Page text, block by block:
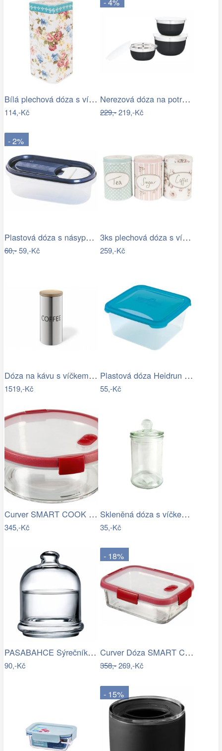
Bílá plechová dóza s víkem a květy - 7…
114,-Kč
- 4%
Nerezová dóza na potraviny s víkem TORO…
229,-219,-Kč
- 2%
Plastová dóza s násypkou Heidrun 500ml…
60,-59,-Kč
3ks plechová dóza s víkem a květy Tea…
259,-Kč
Dóza na kávu s víčkem z bambusu ZACK
1519,-Kč
Plastová dóza Heidrun Polar Frost 2,4l
55,-Kč
Curver SMART COOK Dóza - 1,2L
345,-Kč
Skleněná dóza s víčkem TORO 150ml
35,-Kč
PASABAHCE Sýrečník s poklopem 12x14.3cm
90,-Kč
- 18%
Curver Dóza SMART COOK - 0,9L
358,-269,-Kč
- 15%